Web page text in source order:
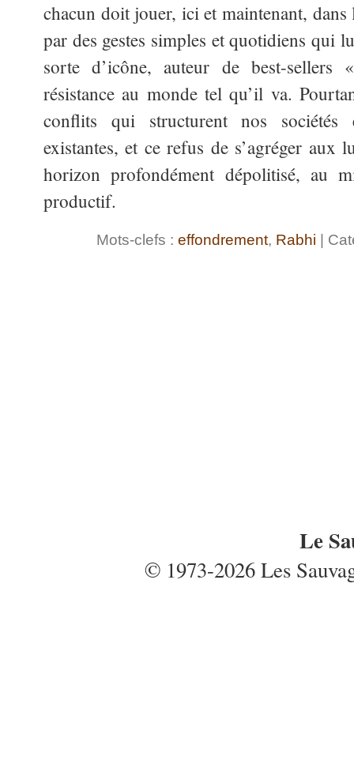
chacun doit jouer, ici et maintenant,
par des gestes simples et quotidiens qui
sorte d’icône, auteur de best-sellers
résistance au monde tel qu’il va.
conflits qui structurent nos sociétés
existantes, et ce refus de s’agréger aux
horizon profondément dépolitisé, au
productif.
Mots-clefs : effondrement, Rabhi |
Le
© 1973-2026 Les